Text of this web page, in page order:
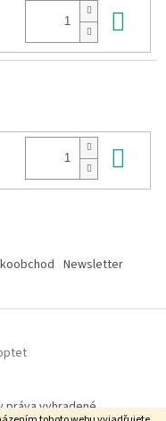
Newsletter
práva vyhradené.